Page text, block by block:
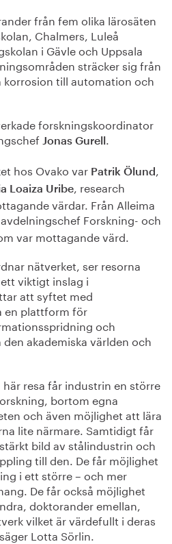
från fem olika lärosäten
Chalmers, Luleå
i Gävle och Uppsala
sträcker sig från
till automation och
forskningskoordinator
Jonas Gurell .
hos Ovako var Patrik Ölund ,
Loaiza Uribe, research
värdar. Från Alleima
Forskning- och
var mottagande värd.
nätverket, ser resorna
viktigt inslag i
att syftet med
en plattform för
och
akademiska världen och
här resa får industrin en större
bortom egna
och även möjlighet att lära
lite närmare. Samtidigt får
bild av stålindustrin och
till den. De får möjlighet
i ett större – och mer
De får också möjlighet
doktorander emellan,
vilket är värdefullt i deras
Lotta Sörlin.